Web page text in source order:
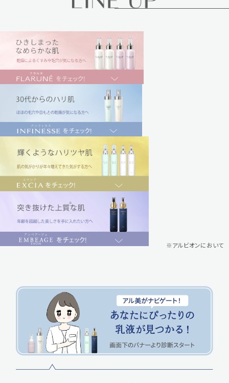
きしまったなめらかな肌 flarune
燥によるくすみや毛穴が気になる方へ
0 代からのハリ肌 infinesse
ほの毛穴や目もとの乾燥が気になる方へ
くようなハリツヤ肌 excia
の気がかりが年々増えてきた気がする方へ
き抜けた上質※な肌 embeage excia
齢を超越した美しさを手に入れたい方へ
※アルビオンにおいて